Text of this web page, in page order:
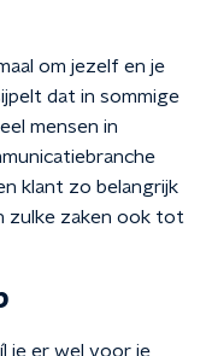
om jezelf en je
dat in sommige
mensen in
klant zo belangrijk
zulke zaken ook tot
je er wel voor je